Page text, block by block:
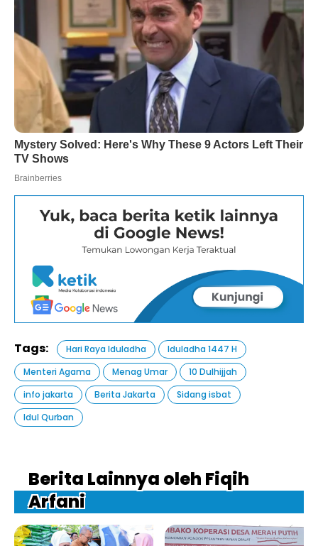
Tags: Hari Raya Iduladha
Iduladha 1447 H
Menteri Agama
Menag Umar
10 Dulhijjah
info jakarta
Berita Jakarta
Sidang isbat
Idul Qurban
Berita Lainnya oleh Fiqih
Arfani